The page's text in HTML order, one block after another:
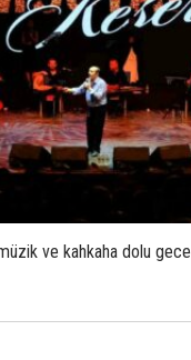
ve kahkaha dolu gece